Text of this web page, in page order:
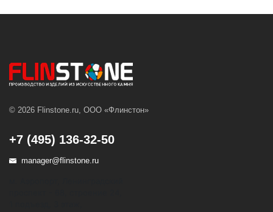
© 2026 Flinstone.ru, ООО «Флинстон»
+7 (495) 136-32-50
manager@flinstone.ru